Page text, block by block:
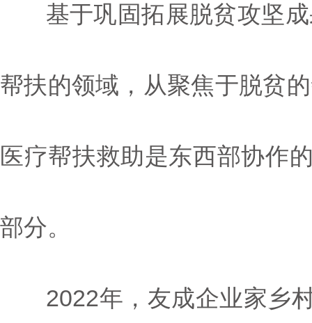
基于巩固拓展脱贫攻坚成
帮扶的领域，从聚焦于脱贫
医疗帮扶救助是东西部协作
部分。
2022年，友成企业家乡村